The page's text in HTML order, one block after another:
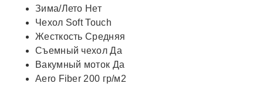
Зима/Лето Нет
Чехол Soft Touch
Жесткость Средняя
Съемный чехол Да
Вакумный моток Да
Aero Fiber 200 гр/м2